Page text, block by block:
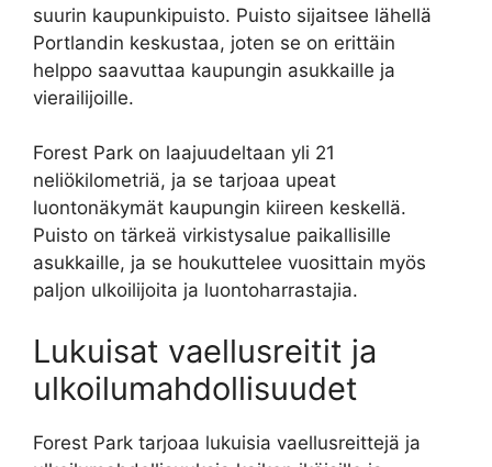
suurin kaupunkipuisto. Puisto sijaitsee lähellä
Portlandin keskustaa, joten se on erittäin
helppo saavuttaa kaupungin asukkaille ja
vierailijoille.
Forest Park on laajuudeltaan yli 21
neliökilometriä, ja se tarjoaa upeat
luontonäkymät kaupungin kiireen keskellä.
Puisto on tärkeä virkistysalue paikallisille
asukkaille, ja se houkuttelee vuosittain myös
paljon ulkoilijoita ja luontoharrastajia.
Lukuisat vaellusreitit ja
ulkoilumahdollisuudet
Forest Park tarjoaa lukuisia vaellusreittejä ja